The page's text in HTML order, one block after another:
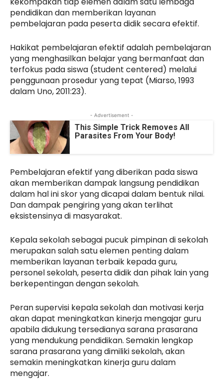
pendidikan dan memberikan layanan
pembelajaran pada peserta didik secara efektif.
Hakikat pembelajaran efektif adalah pembelajaran
yang menghasilkan belajar yang bermanfaat dan
terfokus pada siswa (student centered) melalui
penggunaan prosedur yang tepat (Miarso, 1993
dalam Uno, 2011:23).
- Advertisement -
This Simple Trick Removes All
Parasites From Your Body!
Pembelajaran efektif yang diberikan pada siswa
akan memberikan dampak langsung pendidikan
dalam hal ini skor yang dicapai dalam bentuk nilai.
Dan dampak pengiring yang akan terlihat
eksistensinya di masyarakat.
Kepala sekolah sebagai pucuk pimpinan di sekolah
merupakan salah satu elemen penting dalam
memberikan layanan terbaik kepada guru,
personel sekolah, peserta didik dan pihak lain yang
berkepentingan dengan sekolah.
Peran supervisi kepala sekolah dan motivasi kerja
akan dapat meningkatkan kinerja mengajar guru
apabila didukung tersedianya sarana prasarana
yang mendukung pendidikan. Semakin lengkap
sarana prasarana yang dimiliki sekolah, akan
semakin meningkatkan kinerja guru dalam
mengajar.